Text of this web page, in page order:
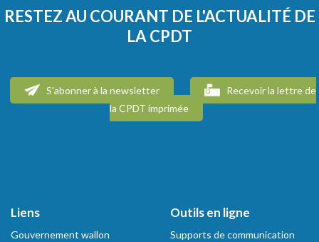
RESTEZ AU COURANT DE L'ACTUALITÉ DE
LA CPDT
S'abonner à la newsletter
Recevoir la lettre de
la CPDT imprimée
Liens
Gouvernement wallon
Outils en ligne
Supports de communication